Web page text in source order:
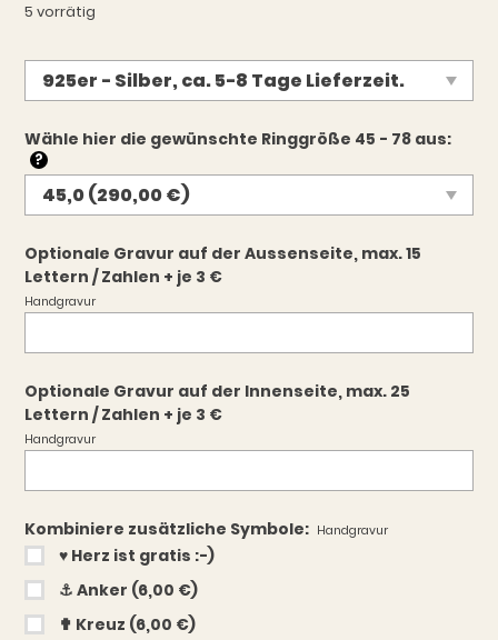
5 vorrätig
Wähle hier die gewünschte Ringgröße 45 - 78 aus:
?
Optionale Gravur auf der Aussenseite, max. 15
Lettern / Zahlen + je 3 €
Handgravur
Optionale Gravur auf der Innenseite, max. 25
Lettern / Zahlen + je 3 €
Handgravur
Kombiniere zusätzliche Symbole: Handgravur
♥︎ Herz ist gratis :-)
⚓︎ Anker (6,00 €)
✟ Kreuz (6,00 €)